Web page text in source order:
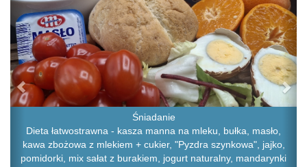
Śniadanie
Dieta łatwostrawna - kasza manna na mleku, bułka, masło,
kawa zbożowa z mlekiem + cukier, "Pyzdra szynkowa", jajko,
pomidorki, mix sałat z burakiem, jogurt naturalny, mandarynki